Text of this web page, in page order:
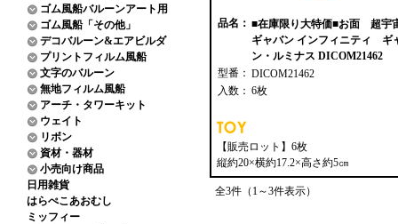
ゴム風船バルーンアート用
ゴム風船「その他」
デコバルーン&エアビルダ
プリントフィルム風船
文字のバルーン
無地フィルム風船
アーチ・タワーキット
ウェイト
リボン
資材・器材
小売向け商品
日用雑貨
はらぺこあおむし
ミッフィー
品名： ■在庫限り大特価■お面 超宇
ギャバン インフィニティ ギ
ン・ルミナス DICOM21462
型番： DICOM21462
入数： 6枚
【販売ロット】6枚
縦約20×横約17.2×高さ約5㎝
全3件（1～3件表示）